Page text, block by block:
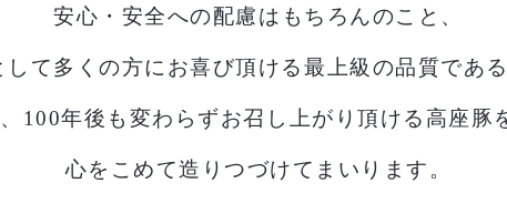
安心・安全への配慮はもちろんのこと、
て多くの方にお喜び頂ける最上級の品質であ
100年後も変わらずお召し上がり頂ける高座豚
心をこめて造りつづけてまいります。